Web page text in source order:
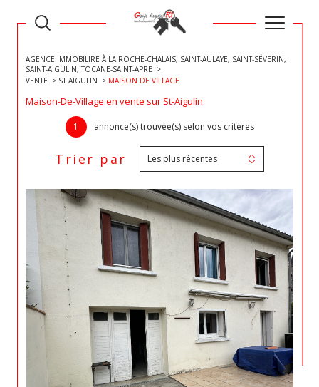
AGENCE IMMOBILIRE À LA ROCHE-CHALAIS, SAINT-AULAYE, SAINT-SÉVERIN,
SAINT-AIGULIN, TOCANE-SAINT-APRE
VENTE
ST AIGULIN MAISON DE VILLAGE
Maison-De-Village en vente sur St-Aigulin
1 annonce(s) trouvée(s) selon vos critères
Trier par Les plus récentes